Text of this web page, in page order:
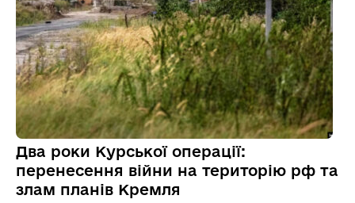
Два роки Курської операції:
перенесення війни на територію рф та
злам планів Кремля